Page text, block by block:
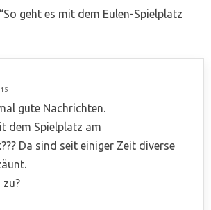
So geht es mit dem Eulen-Spielplatz
gute Nachrichten.
dem Spielplatz am
Da sind seit einiger Zeit diverse
zu?